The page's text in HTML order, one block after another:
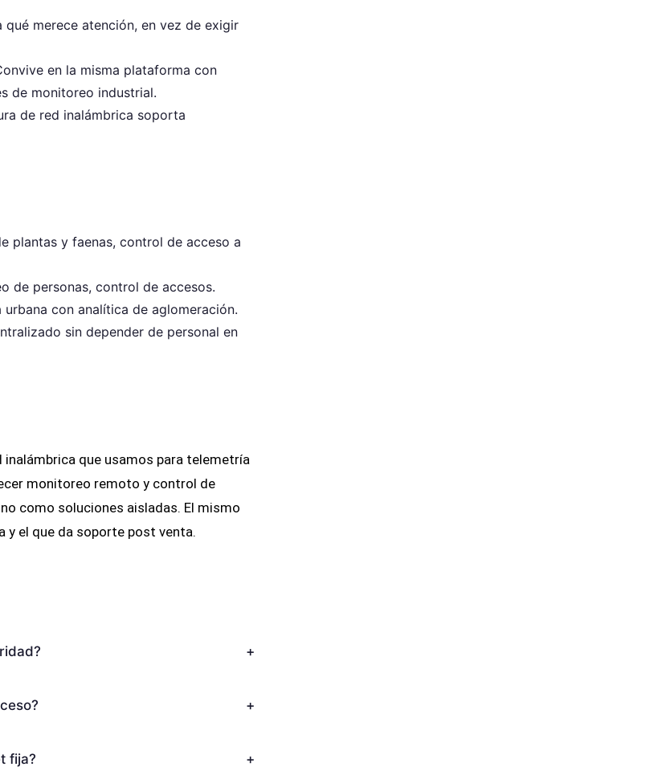
qué merece atención, en vez de exigir
en la misma plataforma con
de monitoreo industrial.
de red inalámbrica soporta
plantas y faenas, control de acceso a
de personas, control de accesos.
con analítica de aglomeración.
sin depender de personal en
que usamos para telemetría
monitoreo remoto y control de
como soluciones aisladas. El mismo
y el que da soporte post venta.
+
+
fija? +